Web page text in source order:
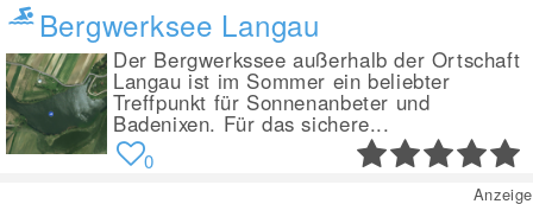
Bergwerksee Langau
Der Bergwerkssee außerhalb der Ortschaft
Langau ist im Sommer ein beliebter
Treffpunkt für Sonnenanbeter und
Badenixen. Für das sichere...
0
Anzeige